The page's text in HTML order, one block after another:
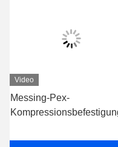
Video
Messing-Pex-
Mehrschicht-Pex-